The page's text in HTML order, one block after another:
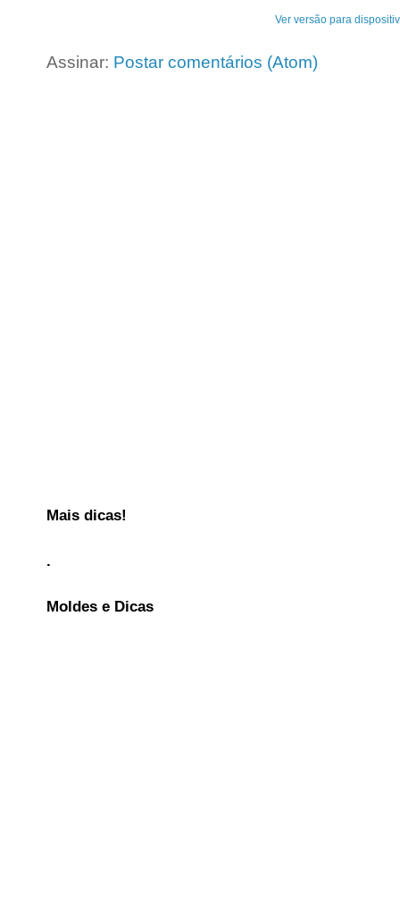
Ver versão para
Assinar: Postar comentários (Atom)
Mais dicas!
.
Moldes e Dicas